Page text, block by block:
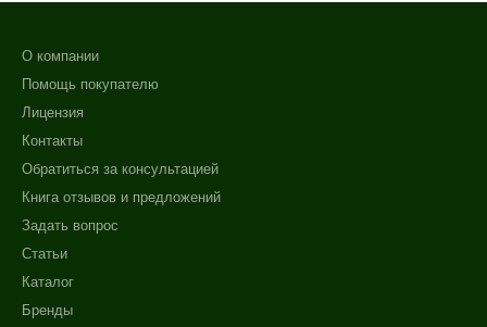
О компании
Помощь покупателю
Лицензия
Контакты
Обратиться за консультацией
Книга отзывов и предложений
Задать вопрос
Статьи
Каталог
Бренды